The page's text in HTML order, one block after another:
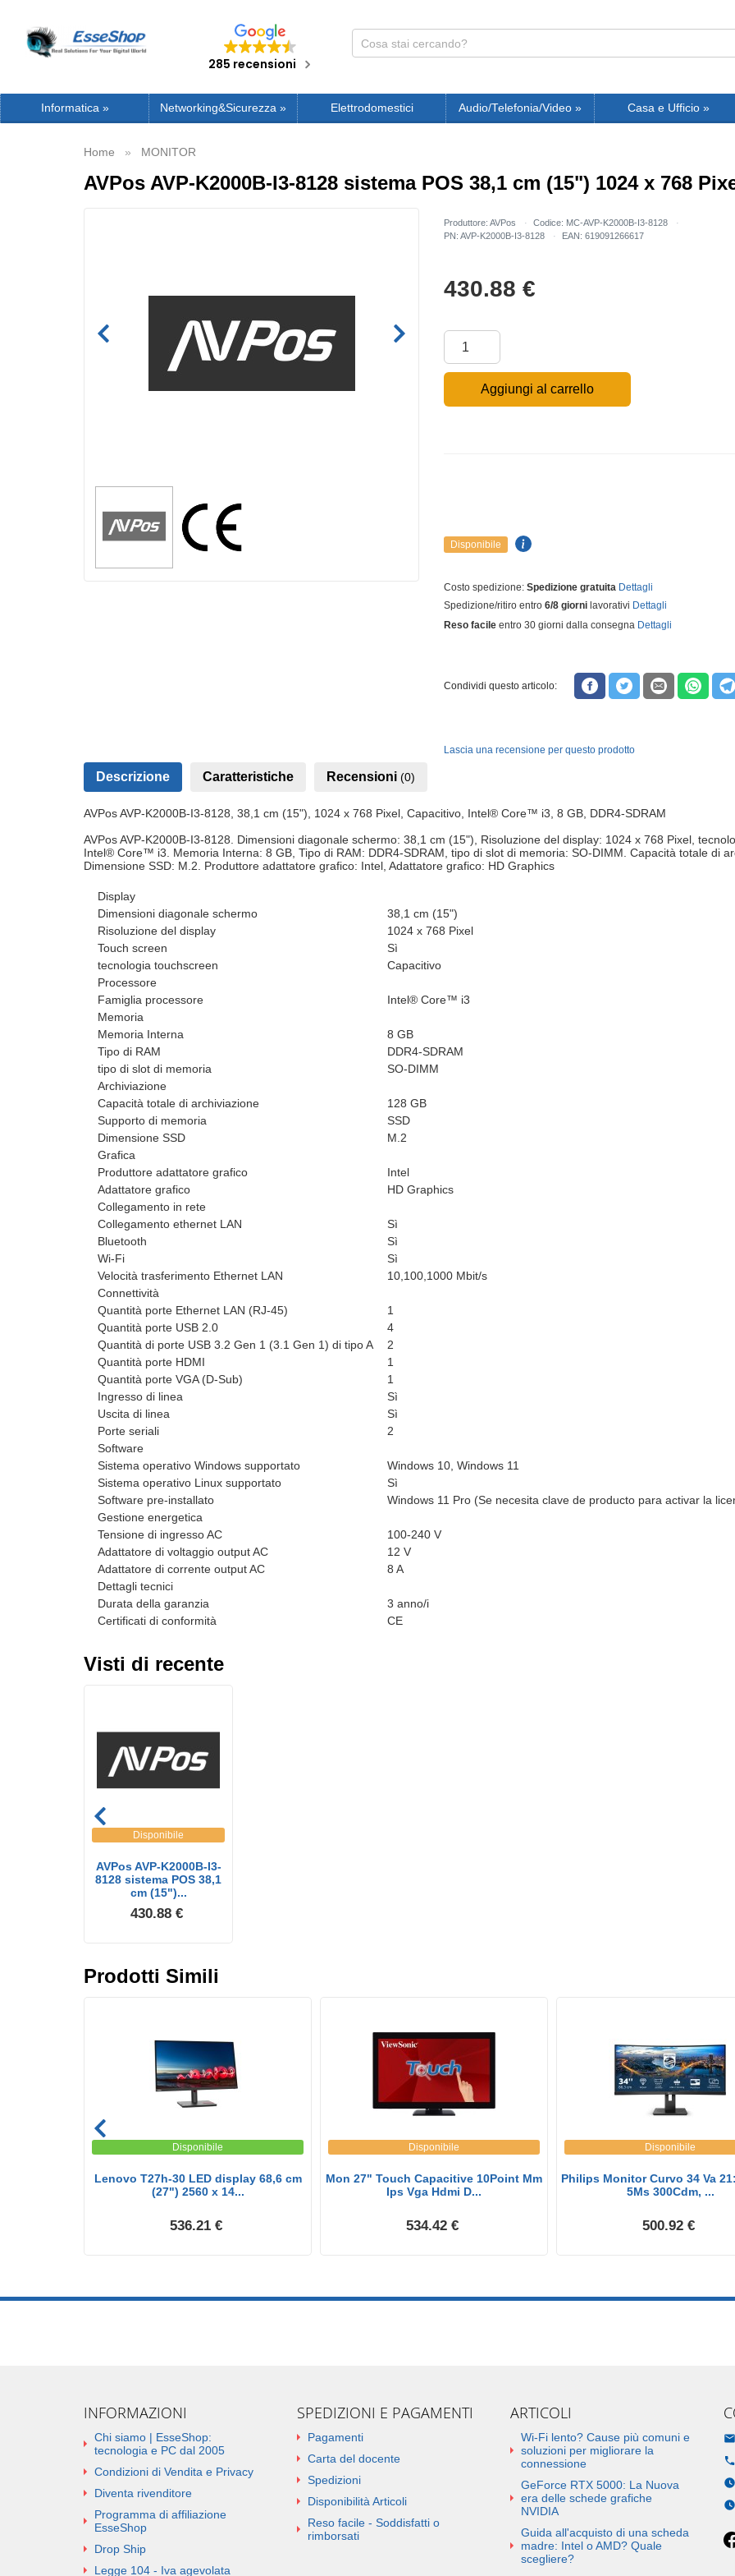
285 recensioni
Informatica» Networking&Sicurezza » Elettrodomestici Audio/Telefonia/Video » Casa e Ufficio »
Home MONITOR
AVPos AVP-K2000B-I3-8128 sistema POS 38,1 cm (15") 1024 x 768
Produttore: AVPos
Codice: MC-AVP-K2000B-I3-8128
PN: AVP-K2000B-I3-8128
EAN: 619091266617
430.88 €
Aggiungi al carrello
Disponibile
Costo spedizione: Spedizione gratuita Dettagli
Spedizione/ritiro entro 6/8 giornilavorativi Dettagli
Reso facileentro 30 giorni dalla consegna Dettagli
Condividi questo articolo:
Lascia una recensione per questo prodotto
Descrizione Caratteristiche Recensioni (0)
AVPos AVP-K2000B-I3-8128, 38,1 cm (15"), 1024 x 768 Pixel, Capacitivo, Intel® Core™ i3, 8 GB, DDR4-SDRAM
AVPos AVP-K2000B-I3-8128. Dimensioni diagonale schermo: 38,1 cm (15"), Risoluzione del display: 1024 x 768 Pixel,
Intel® Core™ i3. Memoria Interna: 8 GB, Tipo di RAM: DDR4-SDRAM, tipo di slot di memoria: SO-DIMM. Capacità totale di
Dimensione SSD: M.2. Produttore adattatore grafico: Intel, Adattatore grafico: HD Graphics
Display
Dimensioni diagonale schermo
38,1 cm (15")
Risoluzione del display
1024 x 768 Pixel
Touch screen
Sì
tecnologia touchscreen
Capacitivo
Processore
Famiglia processore
Intel® Core™ i3
Memoria
Memoria Interna
8 GB
Tipo di RAM
DDR4-SDRAM
tipo di slot di memoria
SO-DIMM
Archiviazione
Capacità totale di archiviazione
128 GB
Supporto di memoria
SSD
Dimensione SSD
M.2
Grafica
Produttore adattatore grafico
Intel
Adattatore grafico
HD Graphics
Collegamento in rete
Collegamento ethernet LAN
Sì
Bluetooth
Sì
Wi-Fi
Sì
Velocità trasferimento Ethernet LAN
10,100,1000 Mbit/s
Connettività
Quantità porte Ethernet LAN (RJ-45)
1
Quantità porte USB 2.0
4
Quantità di porte USB 3.2 Gen 1 (3.1 Gen 1) di tipo A
2
Quantità porte HDMI
1
Quantità porte VGA (D-Sub)
1
Ingresso di linea
Sì
Uscita di linea
Sì
Porte seriali
2
Software
Sistema operativo Windows supportato
Windows 10, Windows 11
Sistema operativo Linux supportato
Sì
Software pre-installato
Windows 11 Pro (Se necesita clave de producto para activar la
Gestione energetica
Tensione di ingresso AC
100-240 V
Adattatore di voltaggio output AC
12 V
Adattatore di corrente output AC
8 A
Dettagli tecnici
Durata della garanzia
3 anno/i
Certificati di conformità
CE
Visti di recente
Disponibile
AVPos AVP-K2000B-I3-
8128 sistema POS 38,1
cm (15")...
430.88 €
Prodotti Simili
Disponibile
Lenovo T27h-30 LED display 68,6 cm
(27") 2560 x 14...
536.21 €
Disponibile
Mon 27" Touch Capacitive 10Point Mm
Ips Vga Hdmi D...
534.42 €
Disponibile
Philips Monitor Curvo 34 Va
5Ms 300Cdm, ...
500.92 €
INFORMAZIONI
Chi siamo | EsseShop:
tecnologia e PC dal 2005
Condizioni di Vendita e Privacy
Diventa rivenditore
Programma di affiliazione
EsseShop
Drop Ship
Legge 104 - Iva agevolata
SPEDIZIONI E PAGAMENTI
Pagamenti
Carta del docente
Spedizioni
Disponibilità Articoli
Reso facile - Soddisfatti o
rimborsati
ARTICOLI
Wi-Fi lento? Cause più comuni e
soluzioni per migliorare la
connessione
GeForce RTX 5000: La Nuova
era delle schede grafiche
NVIDIA
Guida all'acquisto di una scheda
madre: Intel o AMD? Quale
scegliere?